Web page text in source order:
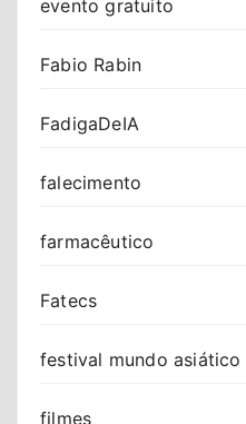
evento gratuito
Fabio Rabin
FadigaDeIA
falecimento
farmacêutico
Fatecs
festival mundo asiático
filmes